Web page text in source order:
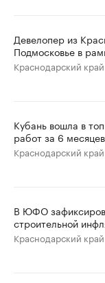
Девелопер из
Подмосковье в
Краснодарский край
Кубань вошла в
работ за 6 месяцев
Краснодарский край
В ЮФО
строительной
Краснодарский край